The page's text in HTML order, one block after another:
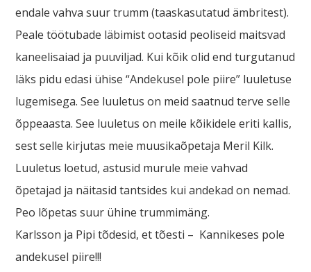
endale vahva suur trumm (taaskasutatud ämbritest).
Peale töötubade läbimist ootasid peoliseid maitsvad
kaneelisaiad ja puuviljad. Kui kõik olid end turgutanud
läks pidu edasi ühise “Andekusel pole piire” luuletuse
lugemisega. See luuletus on meid saatnud terve selle
õppeaasta. See luuletus on meile kõikidele eriti kallis,
sest selle kirjutas meie muusikaõpetaja Meril Kilk.
Luuletus loetud, astusid murule meie vahvad
õpetajad ja näitasid tantsides kui andekad on nemad.
Peo lõpetas suur ühine trummimäng.
Karlsson ja Pipi tõdesid, et tõesti – Kannikeses pole
andekusel piire!!!